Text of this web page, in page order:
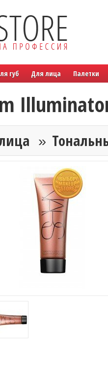
губ Для лица Палетки
»